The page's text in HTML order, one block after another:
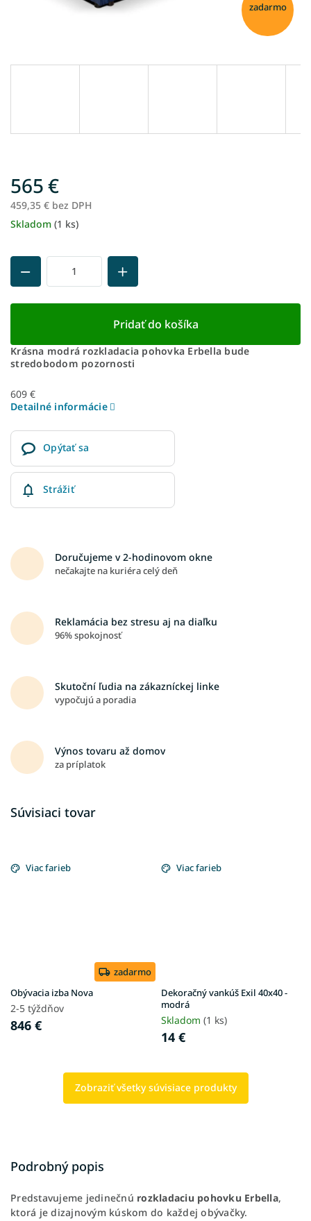
zadarmo
565 €
459,35 € bez DPH
Jednotková
Skladom (1 ks)
Pridať do košíka
Krásna modrá rozkladacia pohovka Erbella bude
stredobodom pozornosti
609 €
Detailné informácie
Opýtať sa
Strážiť
Doručujeme v 2-hodinovom okne
nečakajte na kuriéra celý deň
Reklamácia bez stresu aj na diaľku
96% spokojnosť
Skutoční ľudia na zákazníckej linke
vypočujú a poradia
Výnos tovaru až domov
za príplatok
Súvisiaci tovar
Viac farieb
zadarmo
Obývacia izba Nova
2-5 týždňov
846 €
Viac farieb
Dekoračný vankúš Exil 40x40 -
modrá
Skladom (1 ks)
14 €
Zobraziť všetky súvisiace produkty
Podrobný popis
Predstavujeme jedinečnú rozkladaciu pohovku Erbella,
ktorá je dizajnovým kúskom do každej obývačky.